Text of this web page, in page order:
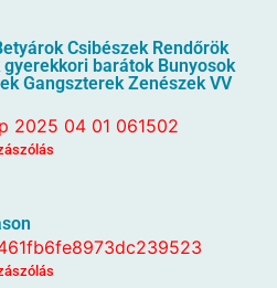
Csibészek Rendőrök
barátok Bunyosok
Gangszterek Zenészek VV